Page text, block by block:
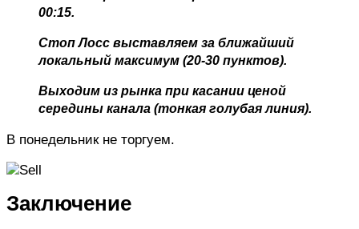
00:15.
Стоп Лосс выставляем за ближайший
локальный максимум (20-30 пунктов).
Выходим из рынка при касании ценой
середины канала (тонкая голубая линия).
В понедельник не торгуем.
Заключение